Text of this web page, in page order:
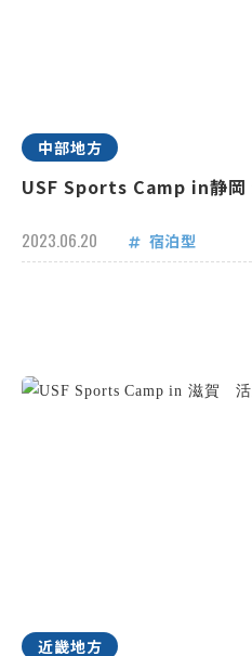
中部地方
USF Sports Camp in静岡
2023.06.20 宿泊型
近畿地方